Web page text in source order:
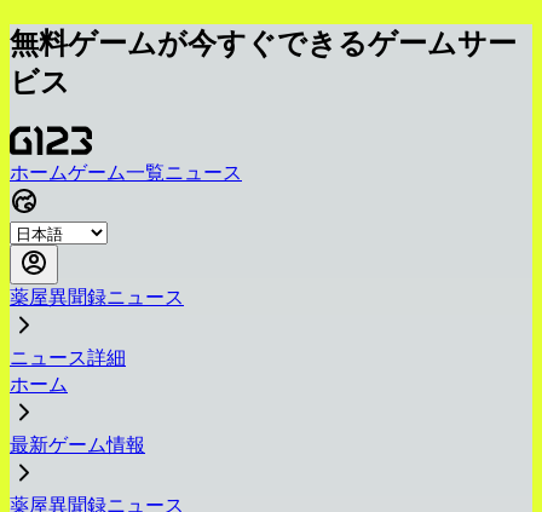
無料ゲームが今すぐできるゲームサー
ビス
ホームゲーム一覧ニュース
薬屋異聞録ニュース
ニュース詳細
ホーム
最新ゲーム情報
薬屋異聞録ニュース